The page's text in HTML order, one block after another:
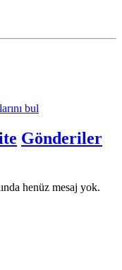
bul
Gönderiler
henüz mesaj yok.